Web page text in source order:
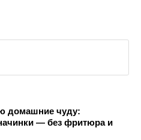
домашние чуду:
— без фритюра и